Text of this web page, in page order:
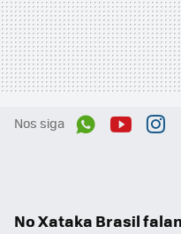
Nos siga
No Xataka Brasil